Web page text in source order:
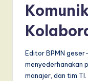
w
Editor BPMN
menyederhanakan
manajer, dan tim